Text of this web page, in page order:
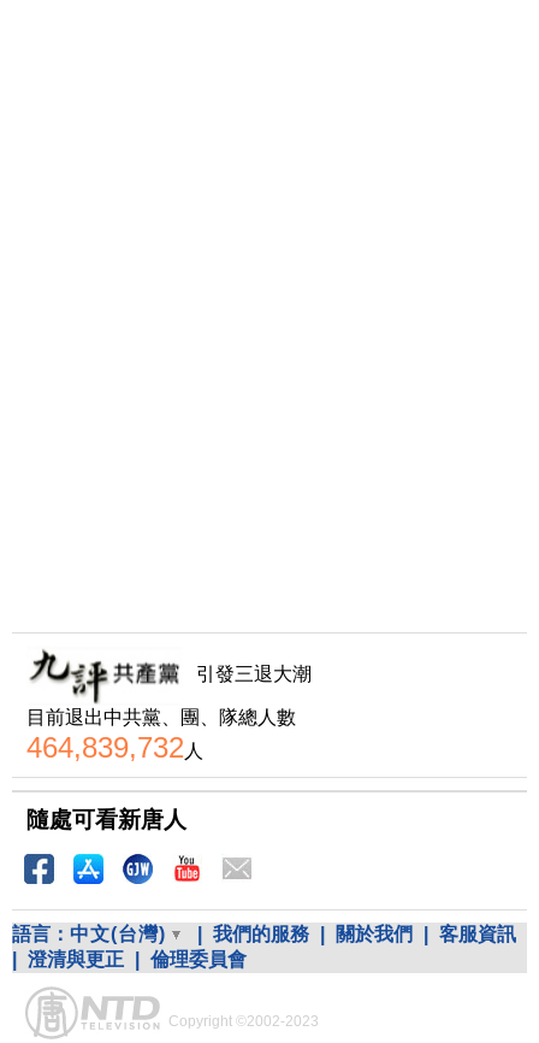
引發三退大潮
目前退出中共黨、團、隊總人數
464,839,732 人
隨處可看新唐人
語言： 中文(台灣) 我們的服務 關於我們
客服資訊
澄清與更正 倫理委員會
Copyright ©2002-2023